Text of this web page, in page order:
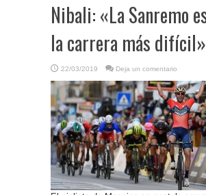
Nibali: «La Sanremo
la carrera más difícil»
22/03/2019 Deja un comentario